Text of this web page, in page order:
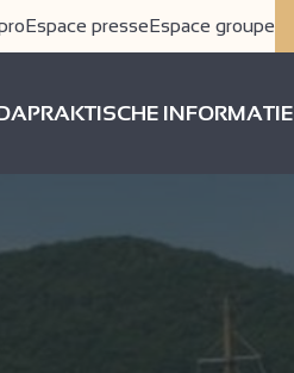
Espace presseEspace groupe
PRAKTISCHE INFORMATIE